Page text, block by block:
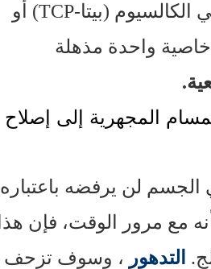
مادة متطورة مكونة من هيدروكسيباتيت (HA)، أو فوسفات بيتا ثلاثي الكالسيوم (بيتا-TCP) أو
خاصية واحدة مذهلة
المجهرية إلى إصلاح
الجسم لن يرفضه باعتباره
مع مرور الوقت، فإن هذا
التدهور ، وسوف تزحف